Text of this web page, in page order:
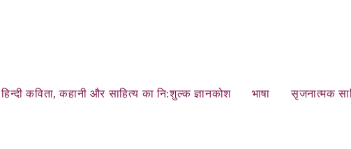
हिन्‍दी कविता, कहानी और साहित्‍य का नि:शुल्‍क ज्ञानकोश भाषा सृजनात्‍मक